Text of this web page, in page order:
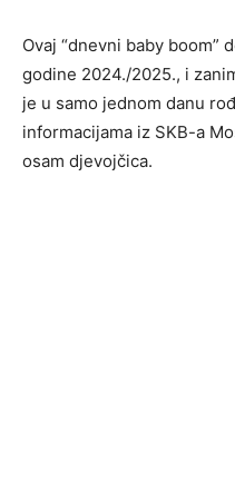
Ovaj “dnevni baby boom”
godine 2024./2025., i
je u samo jednom danu
informacijama iz SKB-a
osam djevojčica.